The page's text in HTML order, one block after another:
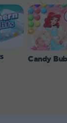
Candy